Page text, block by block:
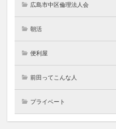
広島市中区倫理法人会
朝活
便利屋
前田ってこんな人
プライベート